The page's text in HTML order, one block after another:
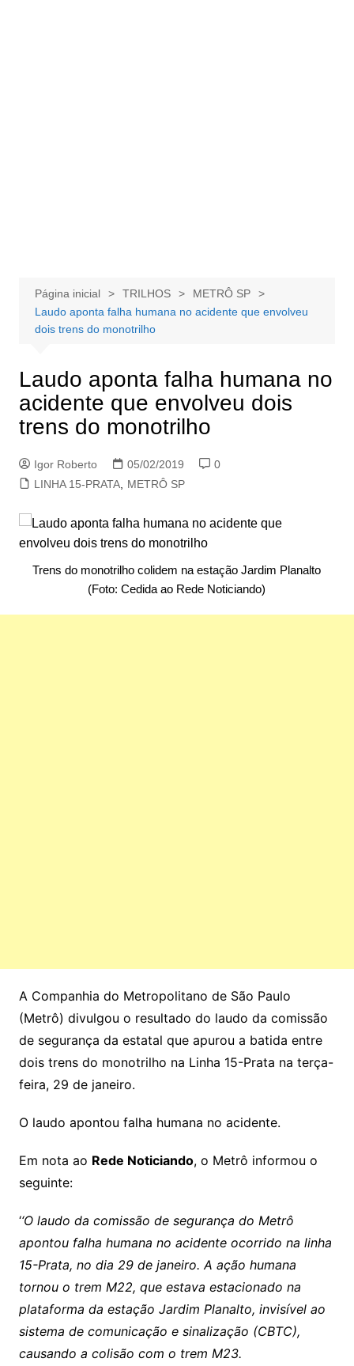
Página inicial TRILHOS
METRÔ SP
Laudo aponta falha humana no acidente que envolveu
dois trens do monotrilho
Laudo aponta falha humana no
acidente que envolveu dois
trens do monotrilho
Igor Roberto 05/02/2019
0
LINHA 15-PRATA, METRÔ SP
Trens do monotrilho colidem na estação Jardim Planalto
(Foto: Cedida ao Rede Noticiando)
A Companhia do Metropolitano de São Paulo
(Metrô) divulgou o resultado do laudo da comissão
de segurança da estatal que apurou a batida entre
dois trens do monotrilho na Linha 15-Prata na terça-
feira, 29 de janeiro.
O laudo apontou falha humana no acidente.
Em nota ao Rede Noticiando, o Metrô informou o
seguinte:
‘‘O laudo da comissão de segurança do Metrô
apontou falha humana no acidente ocorrido na linha
15-Prata, no dia 29 de janeiro. A ação humana
tornou o trem M22, que estava estacionado na
plataforma da estação Jardim Planalto, invisível ao
sistema de comunicação e sinalização (CBTC),
causando a colisão com o trem M23.